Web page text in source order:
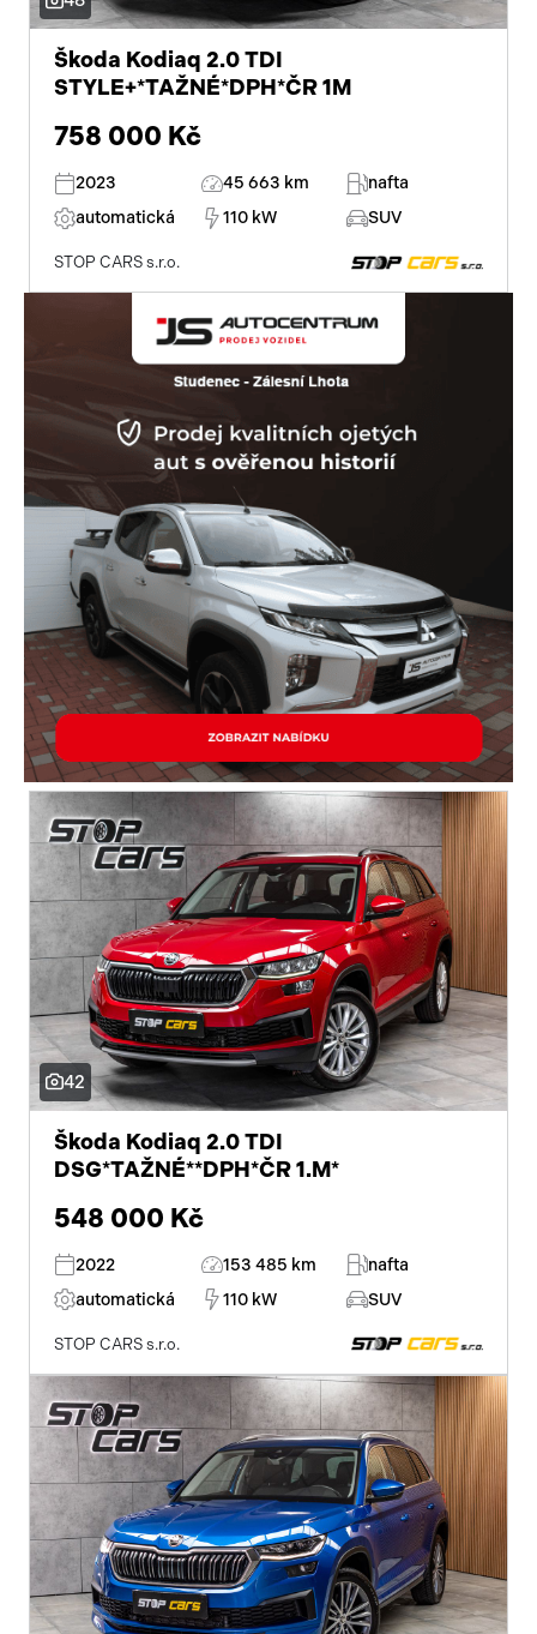
alu kola
senzor stěračů
el. přední okna
tónovaná skla
dvouzónová klimatizace
přední světla LED
centrál dálkový
adaptivní tempomat
posilovač řízení
stabilizace podvozku (ESP)
protiprokluzový systém kol (ASR)
pohon 4x4
ABS
venkovní teploměr
CD přehrávač
parkovací senzory přední
hlídání mrtvého úhlu
plní 'EURO V'
satelitní navigace
senzor světel
parkovací kamera
uzávěrka předního diferenciálu
Škoda Kodiaq 2.0 TDI
STYLE+*TAŽNÉ*DPH*ČR 1M
758 000 Kč
2023 45 663 km
nafta
automatická
110 kW SUV
STOP CARS s.r.o.
42
Škoda Kodiaq 2.0 TDI
DSG*TAŽNÉ**DPH*ČR 1.M*
548 000 Kč
2022 153 485 km
nafta
automatická
110 kW SUV
STOP CARS s.r.o.